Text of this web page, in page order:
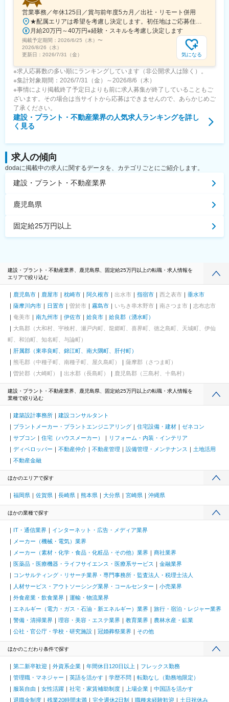
営業事務／年休125日／賞与前年度5カ月／出社・リモート併用
★配属エリアは希望を考慮し決定します。初任地はご応募住所での配属となります。入社後、転勤が伴う異動に関しては、必ず勤務地のご希望も確認した上で決定します。【配属オフィス一覧】■東京都品川区西品川1丁目1-1 大崎ガーデンタワー■愛知県名古屋市中村区名駅南4丁目11-40■京都府京都市伏見区竹田田中宮町103 ■大阪府大阪市中央区本町2丁目6-8 センバ・セントラルビル9F■大阪府箕面市萱野4丁目5-45■広島県広島市安佐南区西原6丁目11-8■福岡県福岡市博多区半道橋2-15-10 SOLAビル★出社とリモートワークを併用しながらの勤務となります。 業務に慣れるまでは、原則出社となります。 慣れてきたら少しずつリモートの日を増やし、最終的には週1～3日ほどの出社となる予定です（目安：～入社6カ月）。※受動喫煙対策：あり
月給20万円～40万円※経験・スキルを考慮し決定します
掲載予定期間： 2026/6/25（木） 〜
2026/8/26（水）
更新日： 2026/7/31（金） 気になる
※求人応募数の多い順にランキングしています（非公開求人は除く）。
※集計対象期間：2026/7/31（金）～2026/8/6（木）
※事情により掲載終了予定日よりも前に求人募集が終了していることもご
ざいます。その場合は当サイトから応募はできませんので、あらかじめご
了承ください。
建設・プラント・不動産業界の人気求人ランキングを詳し
く見る
求人の傾向
dodaに掲載中の求人に関するデータを、カテゴリごとにご紹介します。
建設・プラント・不動産業界
鹿児島県
固定給25万円以上
建設・プラント・不動産業界、鹿児島県、固定給25万円以上の転職・求人情報を
エリアで絞り込む
鹿児島市 鹿屋市 枕崎市 阿久根市 出水市 指宿市 西之表市
垂水市
薩摩川内市
日置市 曽於市 霧島市 いちき串木野市 南さつま市
志布志市
奄美市
南九州市 伊佐市 姶良市
姶良郡（湧水町）
大島郡（大和村、宇検村、瀬戸内町、龍郷町、喜界町、徳之島町、天城町、伊仙
町、和泊町、知名町、与論町）
肝属郡（東串良町、錦江町、南大隅町、肝付町）
熊毛郡（中種子町、南種子町、屋久島町）
薩摩郡（さつま町）
曽於郡（大崎町）
出水郡（長島町） 鹿児島郡（三島村、十島村）
建設・プラント・不動産業界、鹿児島県、固定給25万円以上の転職・求人情報を
業種で絞り込む
建築設計事務所
建設コンサルタント
プラントメーカー・プラントエンジニアリング
住宅設備・建材
ゼネコン
サブコン
住宅（ハウスメーカー）
リフォーム・内装・インテリア
ディベロッパー
不動産仲介 不動産管理 設備管理・メンテナンス
土地活用
不動産金融
ほかのエリアで探す
福岡県 佐賀県 長崎県 熊本県 大分県 宮崎県 沖縄県
ほかの業種で探す
IT・通信業界
インターネット・広告・メディア業界
メーカー（機械・電気）業界
メーカー（素材・化学・食品・化粧品・その他）業界
商社業界
医薬品・医療機器・ライフサイエンス・医療系サービス
金融業界
コンサルティング・リサーチ業界・専門事務所・監査法人・税理士法人
人材サービス・アウトソーシング業界・コールセンター
小売業界
外食産業・飲食業界
運輸・物流業界
エネルギー（電力・ガス・石油・新エネルギー）業界
旅行・宿泊・レジャー業界
警備・清掃業界
理容・美容・エステ業界 教育業界
農林水産・鉱業
公社・官公庁・学校・研究施設
冠婚葬祭業界 その他
ほかのこだわり条件で探す
第二新卒歓迎 外資系企業 年間休日120日以上
フレックス勤務
管理職・マネジャー
英語を活かす 学歴不問
転勤なし（勤務地限定）
服装自由
女性活躍 社宅・家賃補助制度 上場企業
中国語を活かす
退職金制度
残業20時間未満 完全週休2日制 職種未経験歓迎 土日祝休み